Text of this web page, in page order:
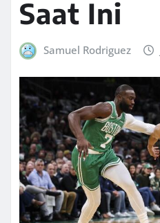
Saat Ini
Samuel Rodriguez